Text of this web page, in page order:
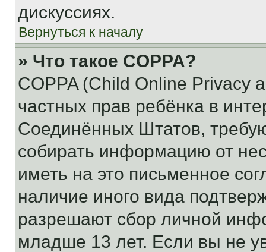
дискуссиях.
Вернуться к началу
» Что такое COPPA?
COPPA (Child Online Privacy
частных прав ребёнка в
Соединённых Штатов,
собирать информацию от
иметь на это письменное
наличие иного вида
разрешают сбор личной
младше 13 лет. Если вы не